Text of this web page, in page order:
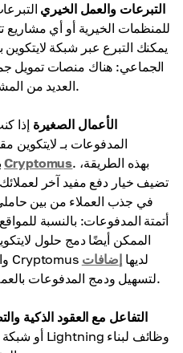
التبرعات والعمل الخيري
للمنظمات الخيرية أو أي مشاريع
يمكنك التبرع عبر شبكة
الجماعي: هناك منصات تمويل
العديد من المشاريع المثيرة للاهتمام حول العالم.
الأعمال الصغيرة إذا
المدفوعات بـ لايتكوين
باستخدام بوابات دفع مختلفة مثلCryptomus. بهذه الطريقة،
تضيف خيار دفع مفيد آخر
في جذب العملاء من بين
أتمتة المدفوعات: بالنسبة
الممكن أيضًا دمج حلول
والقبول. على سبيل المثال، خدمتنا Cryptomus لديها إضافات
لتسهيل ودمج المدفوعات بالعملات المشفرة بسرعة وبدون قلق.
التفاعل مع العقود الذكية